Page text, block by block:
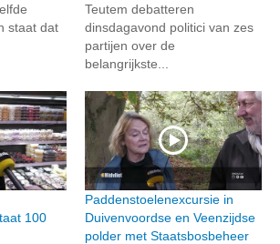
staat dat
Teutem debatteren
dinsdagavond politici van zes
partijen over de
belangrijkste...
100
Paddenstoelenexcursie in
Duivenvoordse en Veenzijdse
polder met Staatsbosbeheer